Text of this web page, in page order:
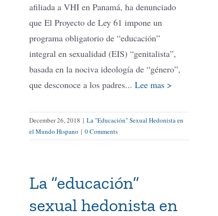
afiliada a VHI en Panamá, ha denunciado
que El Proyecto de Ley 61 impone un
programa obligatorio de “educación”
integral en sexualidad (EIS) “genitalista”,
basada en la nociva ideología de “género”,
que desconoce a los padres... Lee mas >
December 26, 2018 | La "Educación" Sexual Hedonista en
el Mundo Hispano | 0 Comments
La “educación”
sexual hedonista en